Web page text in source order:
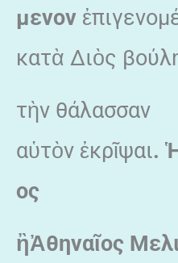
μενον
κατὰ Διὸς
τὴν θάλασσαν
αὑτὸν ἐκρῖψαι.
ος
ἢἈθηναῖος